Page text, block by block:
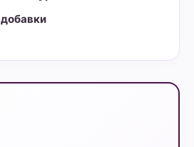
добавки